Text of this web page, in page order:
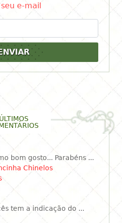
e-mail
ÚLTIMOS
bom gosto... Parabéns ...
Chinelos
tem a indicação do ...